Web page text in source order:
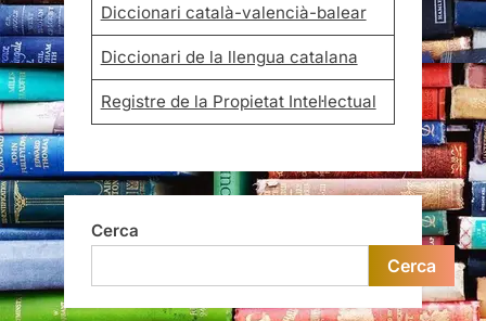
Diccionari català-valencià-balear
Diccionari de la llengua catalana
Registre de la Propietat Intel·lectual
Cerca
Cerca